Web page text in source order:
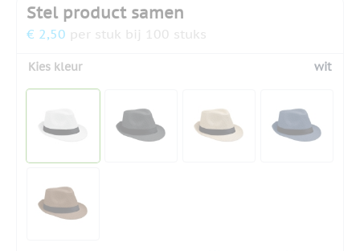
Stel product samen
€ 2,50 per stuk bij 100 stuks
Kies kleur wit